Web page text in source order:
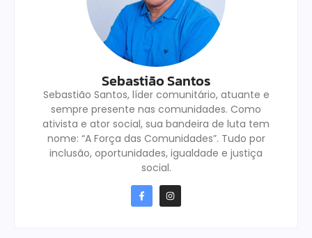
Sebastião Santos
Sebastião Santos, líder comunitário, atuante e
sempre presente nas comunidades. Como
ativista e ator social, sua bandeira de luta tem
nome: “A Força das Comunidades”. Tudo por
inclusão, oportunidades, igualdade e justiça
social.